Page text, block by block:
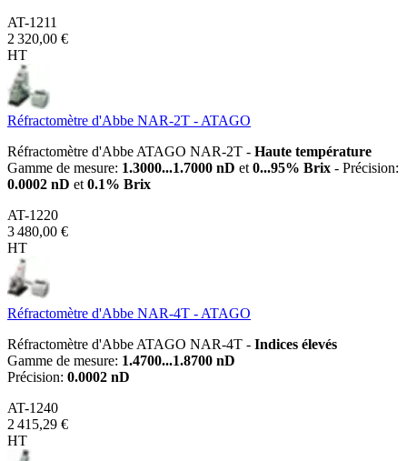
AT-1211
2 320,00 €
HT
Réfractomètre d'Abbe NAR-2T - ATAGO
Réfractomètre d'Abbe ATAGO NAR-2T - Haute température
Gamme de mesure: 1.3000...1.7000 nD et 0...95% Brix - Précision:
0.0002 nD et 0.1% Brix
AT-1220
3 480,00 €
HT
Réfractomètre d'Abbe NAR-4T - ATAGO
Réfractomètre d'Abbe ATAGO NAR-4T - Indices élevés
Gamme de mesure: 1.4700...1.8700 nD
Précision: 0.0002 nD
AT-1240
2 415,29 €
HT